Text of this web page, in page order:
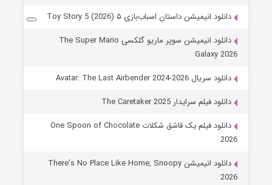
دانلود انیمیشن داستان اسباب‌بازی ۵ Toy Story 5 (2026)
دانلود انیمیشن سوپر ماریو گلکسی The Super Mario
Galaxy 2026
دانلود سریال Avatar: The Last Airbender 2024-2026
دانلود فیلم سرایدار The Caretaker 2025
دانلود فیلم یک قاشق شکلات One Spoon of Chocolate
2026
دانلود انیمیشن There’s No Place Like Home, Snoopy
2026